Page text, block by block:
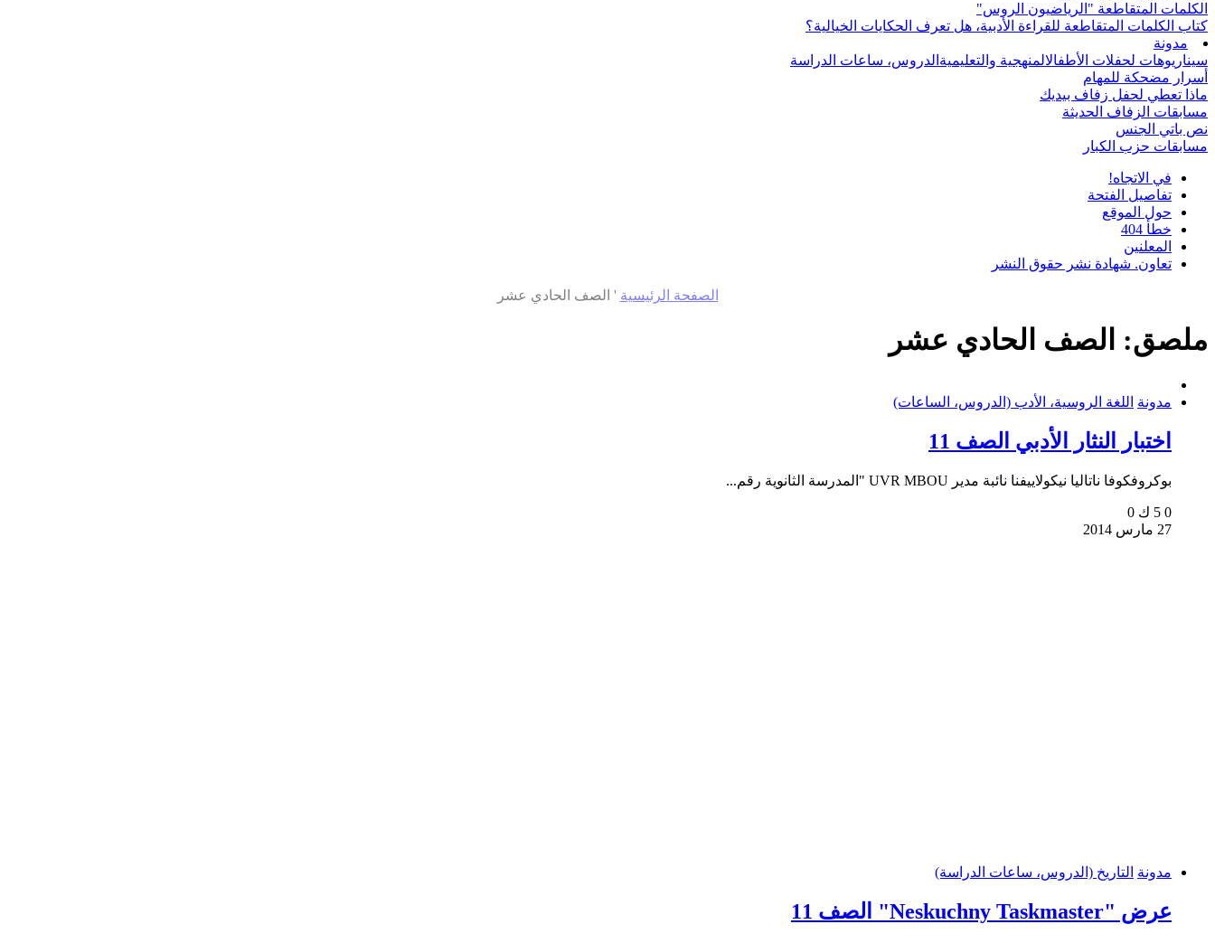
الكلمات المتقاطعة "الرياضيون الروس"
كتاب الكلمات المتقاطعة للقراءة الأدبية، هل تعرف الحكايات الخيالية؟
مدونة
سيناريوهات لحفلات الأطفالالمنهجية والتعليمية الدروس، ساعات الدراسة
أسرار مضحكة للمهام
ماذا تعطي لحفل زفاف بيديك
مسابقات الزفاف الحديثة
نص باتي الجنس
مسابقات حزب الكبار
في الاتجاه!
تفاصيل الفتحة
حول الموقع
خطأ 404
المعلنين
تعاون. شهادة نشر حقوق النشر
الصفحة الرئيسية ' الصف الحادي عشر
ملصق: الصف الحادي عشر
مدونة اللغة الروسية، الأدب (الدروس، الساعات)
اختبار النثار الأدبي الصف 11
بوكروفكوفا ناتاليا نيكولاييفنا نائبة مدير UVR MBOU "المدرسة الثانوية رقم...
0 5 ك
0
27 مارس 2014
مدونة التاريخ (الدروس، ساعات الدراسة)
عرض "Neskuchny Taskmaster" الصف 11